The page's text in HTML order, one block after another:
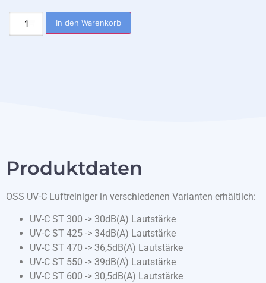
In den Warenkorb
Produktdaten
OSS UV-C Luftreiniger in verschiedenen Varianten erhältlich:
UV-C ST 300 -> 30dB(A) Lautstärke
UV-C ST 425 -> 34dB(A) Lautstärke
UV-C ST 470 -> 36,5dB(A) Lautstärke
UV-C ST 550 -> 39dB(A) Lautstärke
UV-C ST 600 -> 30,5dB(A) Lautstärke